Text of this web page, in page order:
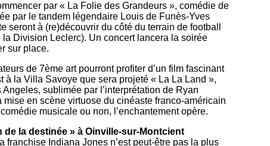
par « La Folie des Grandeurs », comédie de
par le tandem légendaire Louis de Funès-Yves
seront à (re)découvrir du côté du terrain de football
Division Leclerc). Un concert lancera la soirée
sur place.
de 7ème art pourront profiter d’un film fascinant
à la Villa Savoye que sera projeté « La La Land »,
sublimée par l’interprétation de Ryan
en scène virtuose du cinéaste franco-américain
musicale ou non, l’enchantement opère.
la destinée » à Oinville-sur-Montcient
franchise Indiana Jones n’est peut-être pas la plus